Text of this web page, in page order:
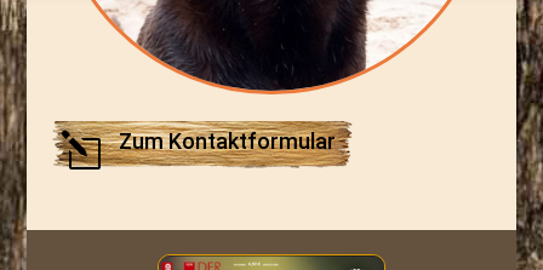
l Zum Kontaktformular